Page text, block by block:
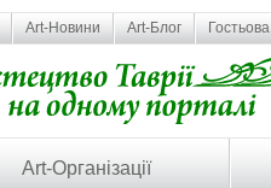
Art-Новини Art-Блог Гостьова
Art-Організації